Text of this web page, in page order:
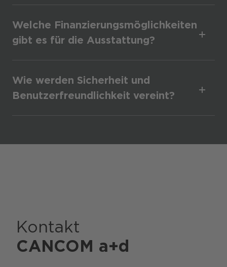
Welche Finanzierungsmöglichkeiten
gibt es für die Ausstattung?
Wie werden Sicherheit und
Benutzerfreundlichkeit vereint?
Kontakt
CANCOM a+d